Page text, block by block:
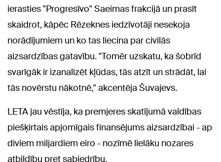
ierasties "Progresīvo" Saeimas frakcijā un prasīt
skaidrot, kāpēc Rēzeknes iedzīvotāji nesekoja
norādījumiem un ko tas liecina par civilās
aizsardzības gatavību. "Tomēr uzskatu, ka šobrīd
svarīgāk ir izanalizēt kļūdas, tās atzīt un strādāt, lai
tās novērstu nākotnē," akcentēja Šuvajevs.
LETA jau vēstīja, ka premjeres skatījumā valdības
piešķirtais apjomīgais finansējums aizsardzībai - ap
diviem miljardiem eiro - nozīmē lielāku nozares
atbildību pret sabiedrību.